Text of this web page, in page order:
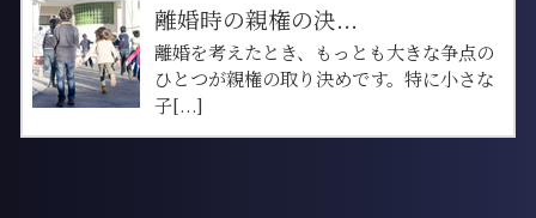
離婚時の親権の決...
離婚を考えたとき、もっとも大きな争点の
ひとつが親権の取り決めです。特に小さな
子[...]